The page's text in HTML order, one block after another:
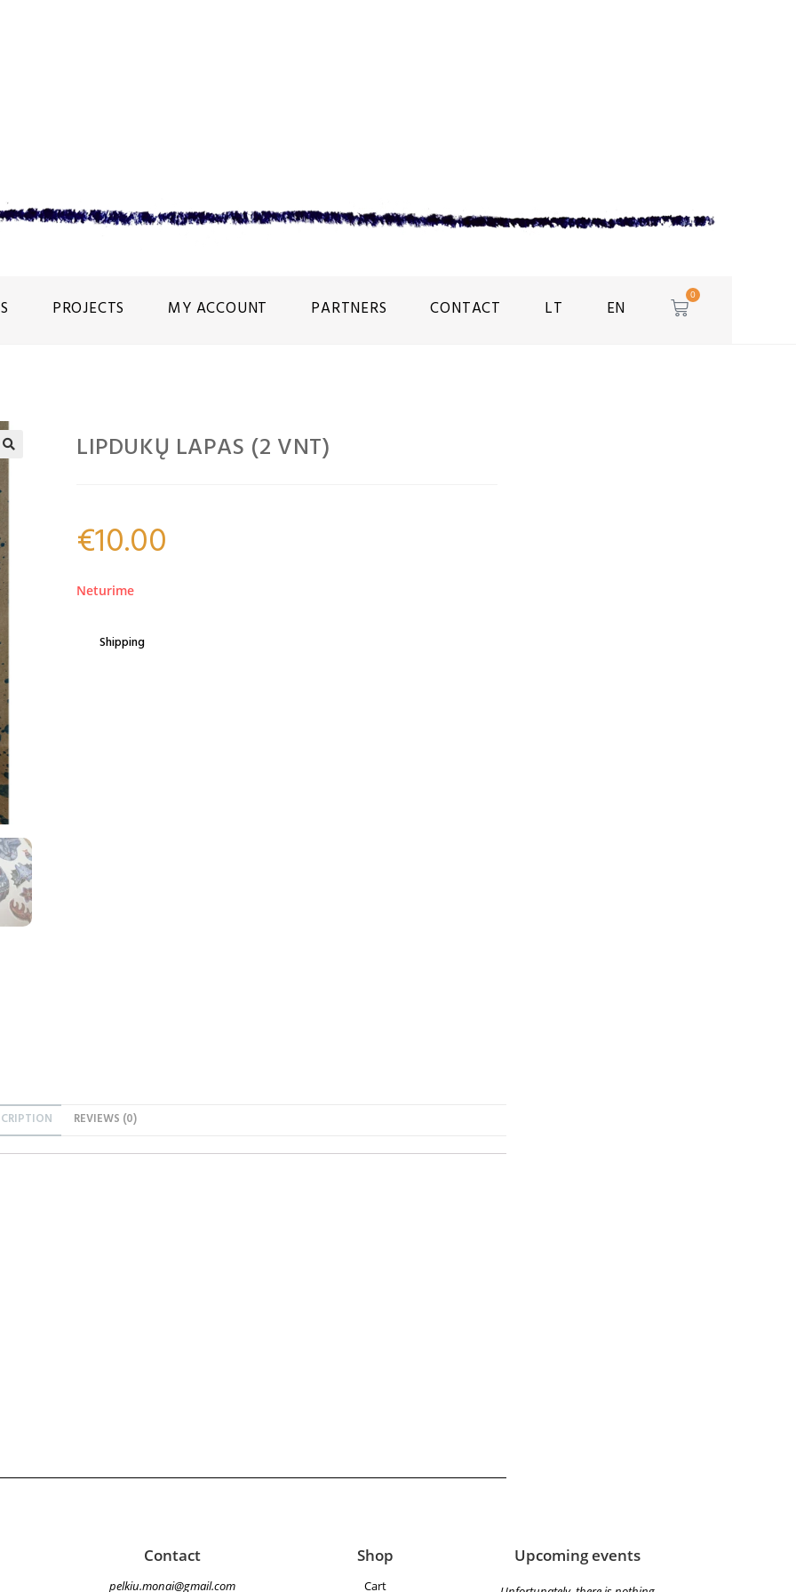
PROJECTS MY ACCOUNT PARTNERS CONTACT LT EN
0
LIPDUKŲ LAPAS (2 VNT)
€10.00
Neturime
Shipping
REVIEWS (0)
Contact
pelkiu.monai@gmail.com
Shop
Cart
Upcoming events